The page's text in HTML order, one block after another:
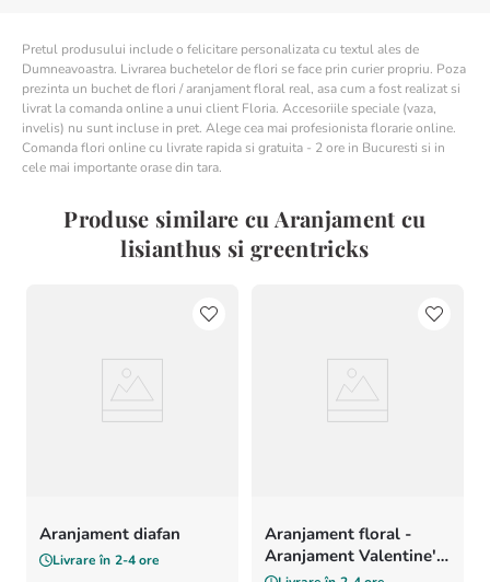
Pretul produsului include o felicitare personalizata cu textul ales de
Dumneavoastra. Livrarea buchetelor de flori se face prin curier propriu. Poza
prezinta un buchet de flori / aranjament floral real, asa cum a fost realizat si
livrat la comanda online a unui client Floria. Accesoriile speciale (vaza,
invelis) nu sunt incluse in pret. Alege cea mai profesionista florarie online.
Comanda flori online cu livrate rapida si gratuita - 2 ore in Bucuresti si in
cele mai importante orase din tara.
Produse similare cu Aranjament cu
lisianthus si greentricks
Aranjament diafan
Livrare în 2-4 ore
Aranjament floral -
Aranjament Valentine's
Day